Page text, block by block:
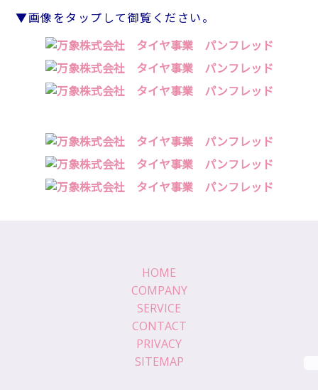
▼画像をタップして御覧ください。
HOME
COMPANY
SERVICE
CONTACT
PRIVACY
SITEMAP